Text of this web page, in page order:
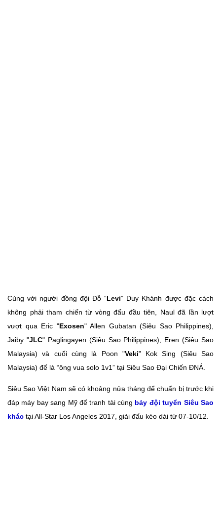
Cùng với người đồng đội Đỗ “Levi” Duy Khánh được đặc cách
không phải tham chiến từ vòng đấu đầu tiên, Naul đã lần lượt
vượt qua Eric "Exosen" Allen Gubatan (Siêu Sao Philippines),
Jaiby "JLC" Paglingayen (Siêu Sao Philippines), Eren (Siêu Sao
Malaysia) và cuối cùng là Poon "Veki" Kok Sing (Siêu Sao
Malaysia) để là “ông vua solo 1v1” tại Siêu Sao Đại Chiến ĐNÁ.
Siêu Sao Việt Nam sẽ có khoảng nửa tháng để chuẩn bị trước khi
đáp máy bay sang Mỹ để tranh tài cùng bảy đội tuyển Siêu Sao
khác tại All-Star Los Angeles 2017, giải đấu kéo dài từ 07-10/12.